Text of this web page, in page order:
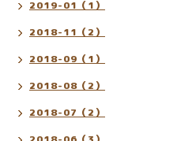
2019-01（1）
2018-11（2）
2018-09（1）
2018-08（2）
2018-07（2）